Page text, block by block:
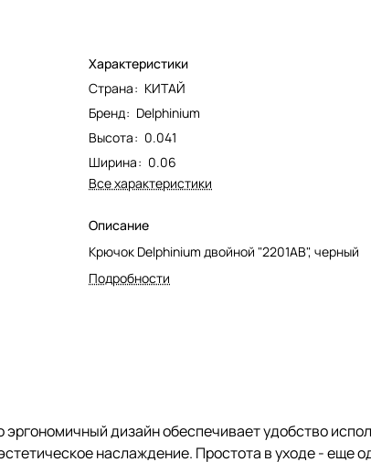
Характеристики
Страна: КИТАЙ
Бренд: Delphinium
Высота: 0.041
Ширина: 0.06
Все характеристики
Описание
Крючок Delphinium двойной "2201АВ", черный
Подробности
дизайн обеспечивает удобство
наслаждение. Простота в уходе - еще